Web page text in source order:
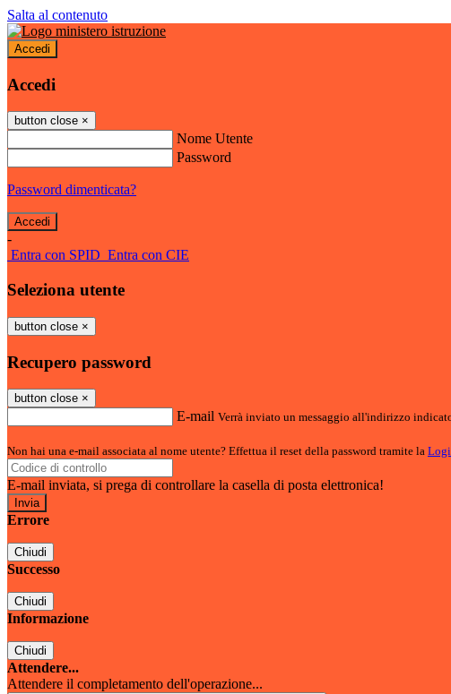
Salta al contenuto
Accedi
Accedi
button close ×
Nome Utente
Password
Password dimenticata?
-
Entra con SPID Entra con CIE
Seleziona utente
button close ×
Recupero password
button close ×
E-mail Verrà inviato un messaggio all'indirizzo
Non hai una e-mail associata al nome utente? Effettua il reset della password tramite la
E-mail inviata, si prega di controllare la casella di posta elettronica!
Errore
Chiudi
Successo
Chiudi
Informazione
Chiudi
Attendere...
Attendere il completamento dell'operazione...